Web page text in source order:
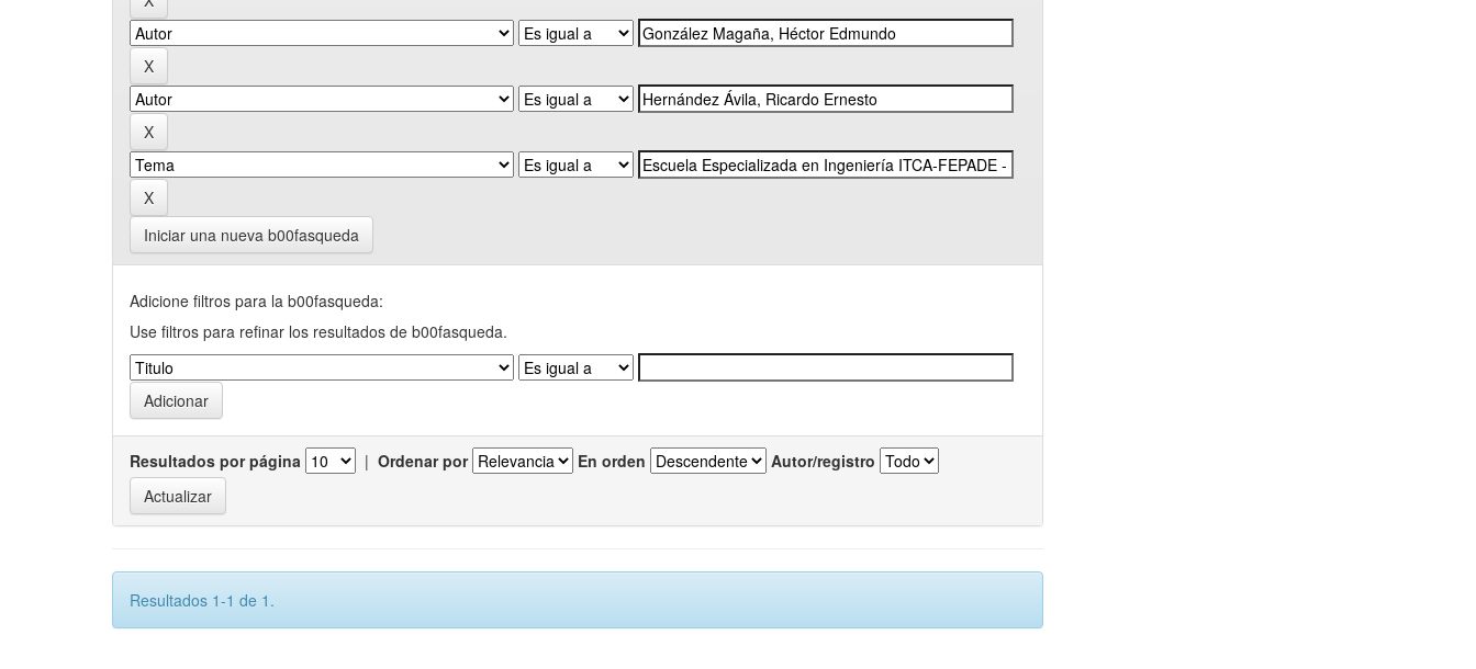
Iniciar una nueva b00fasqueda
Adicione filtros para la b00fasqueda:
Use filtros para refinar los resultados de b00fasqueda.
Resultados por página | Ordenar por En orden Autor/registro
Resultados 1-1 de 1.